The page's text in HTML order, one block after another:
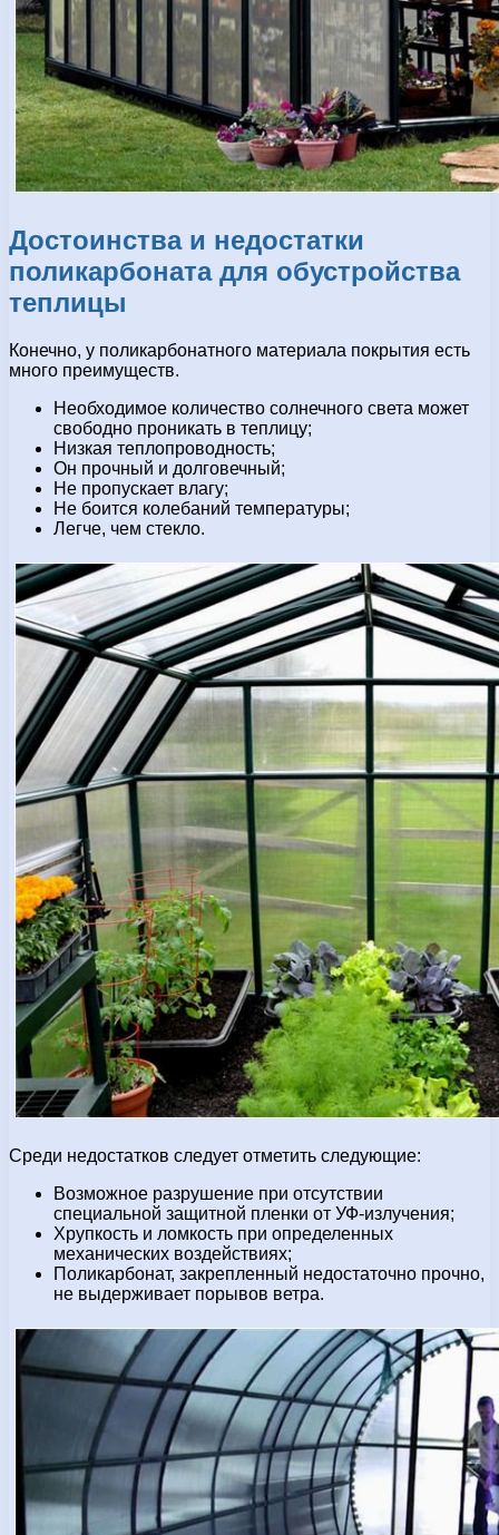
Достоинства и недостатки
поликарбоната для обустройства
теплицы
Конечно, у поликарбонатного материала покрытия есть
много преимуществ.
Необходимое количество солнечного света может
свободно проникать в теплицу;
Низкая теплопроводность;
Он прочный и долговечный;
Не пропускает влагу;
Не боится колебаний температуры;
Легче, чем стекло.
Среди недостатков следует отметить следующие:
Возможное разрушение при отсутствии
специальной защитной пленки от УФ-излучения;
Хрупкость и ломкость при определенных
механических воздействиях;
Поликарбонат, закрепленный недостаточно прочно,
не выдерживает порывов ветра.